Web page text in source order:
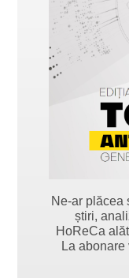
Ne-ar plăcea
știri,
HoReCa
La abonare